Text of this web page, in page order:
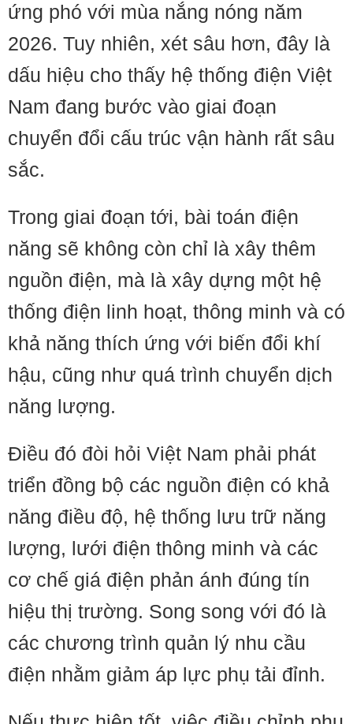
ứng phó với mùa nắng nóng năm
2026. Tuy nhiên, xét sâu hơn, đây là
dấu hiệu cho thấy hệ thống điện Việt
Nam đang bước vào giai đoạn
chuyển đổi cấu trúc vận hành rất sâu
sắc.
Trong giai đoạn tới, bài toán điện
năng sẽ không còn chỉ là xây thêm
nguồn điện, mà là xây dựng một hệ
thống điện linh hoạt, thông minh và có
khả năng thích ứng với biến đổi khí
hậu, cũng như quá trình chuyển dịch
năng lượng.
Điều đó đòi hỏi Việt Nam phải phát
triển đồng bộ các nguồn điện có khả
năng điều độ, hệ thống lưu trữ năng
lượng, lưới điện thông minh và các
cơ chế giá điện phản ánh đúng tín
hiệu thị trường. Song song với đó là
các chương trình quản lý nhu cầu
điện nhằm giảm áp lực phụ tải đỉnh.